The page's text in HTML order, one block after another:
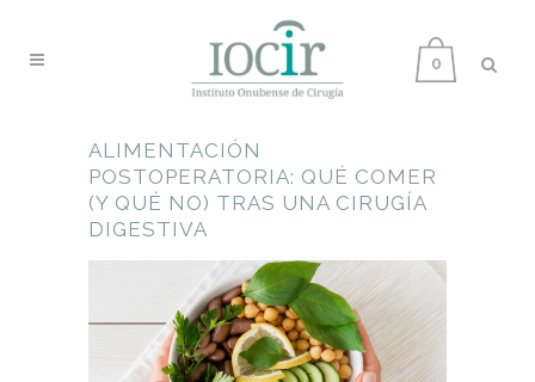
0
ALIMENTACIÓN
POSTOPERATORIA: QUÉ COMER
(Y QUÉ NO) TRAS UNA CIRUGÍA
DIGESTIVA